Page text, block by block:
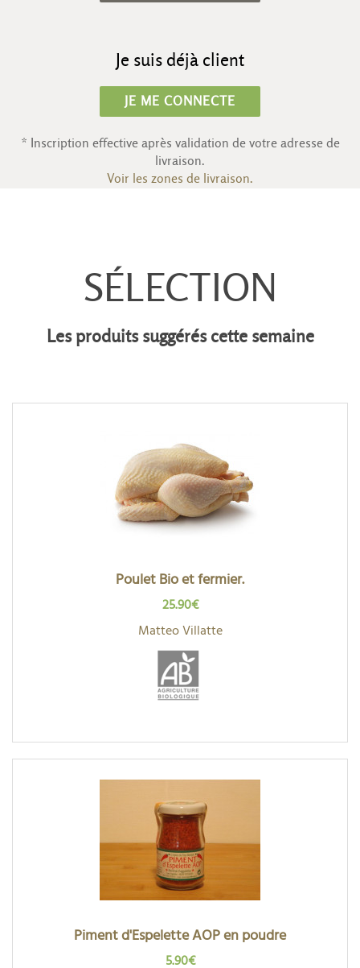
Je suis déjà client
JE ME CONNECTE
* Inscription effective après validation de votre adresse de
livraison.
Voir les zones de livraison.
SÉLECTION
Les produits suggérés cette semaine
Poulet Bio et fermier.
25.90€
Matteo Villatte
Piment d'Espelette AOP en poudre
5.90€